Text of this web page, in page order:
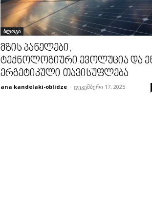
ბლოგი
მზის პანელები,
ტექნოლოგიური ევოლუცია და
ერგეტიკული თავისუფლება
ana kandelaki-oblidze - დეკემბერი 17, 2025